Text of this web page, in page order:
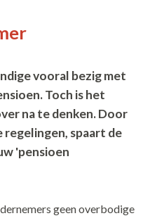
vooral bezig met
Toch is het
na te denken. Door
regelingen, spaart de
'pensioen
geen overbodige